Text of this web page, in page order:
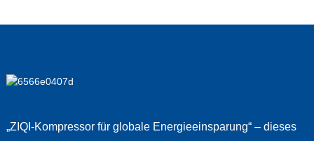
„ZIQI-Kompressor für globale Energieeinsparung“ – dieses